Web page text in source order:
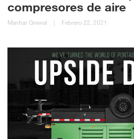
compresores de aire
Manhar Grewal | Febrero 22, 2021